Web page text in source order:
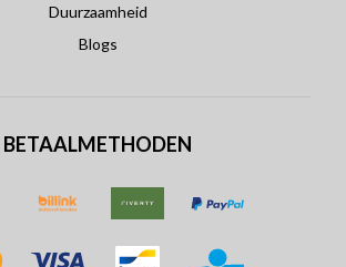
Duurzaamheid
Blogs
BETAALMETHODEN